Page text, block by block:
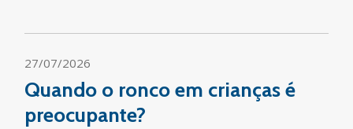
27/07/2026
Quando o ronco em crianças é
preocupante?